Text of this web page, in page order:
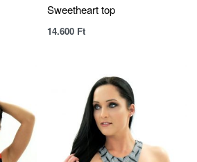
Sweetheart top
14.600 Ft